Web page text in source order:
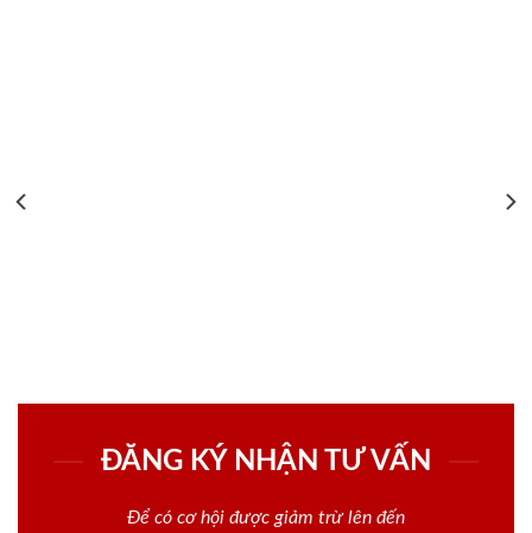
ĐĂNG KÝ NHẬN TƯ VẤN
Để có cơ hội được giảm trừ lên đến